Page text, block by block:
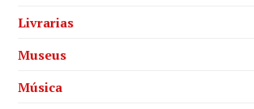
Livrarias
Museus
Música